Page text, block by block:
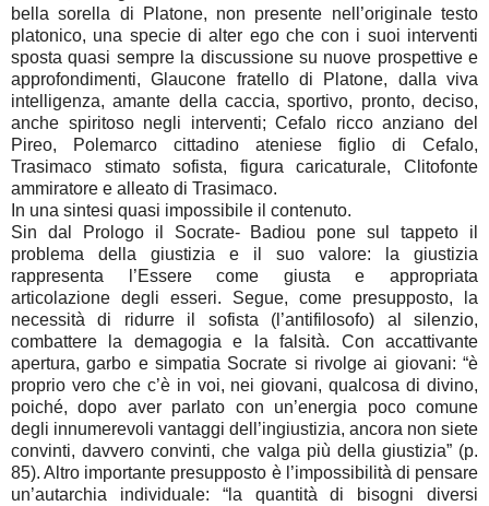
bella sorella di Platone, non presente nell’originale testo
platonico, una specie di alter ego che con i suoi interventi
sposta quasi sempre la discussione su nuove prospettive e
approfondimenti, Glaucone fratello di Platone, dalla viva
intelligenza, amante della caccia, sportivo, pronto, deciso,
anche spiritoso negli interventi; Cefalo ricco anziano del
Pireo, Polemarco cittadino ateniese figlio di Cefalo,
Trasimaco stimato sofista, figura caricaturale, Clitofonte
ammiratore e alleato di Trasimaco.
In una sintesi quasi impossibile il contenuto.
Sin dal Prologo il Socrate- Badiou pone sul tappeto il
problema della giustizia e il suo valore: la giustizia
rappresenta l’Essere come giusta e appropriata
articolazione degli esseri. Segue, come presupposto, la
necessità di ridurre il sofista (l’antifilosofo) al silenzio,
combattere la demagogia e la falsità. Con accattivante
apertura, garbo e simpatia Socrate si rivolge ai giovani: “è
proprio vero che c’è in voi, nei giovani, qualcosa di divino,
poiché, dopo aver parlato con un’energia poco comune
degli innumerevoli vantaggi dell’ingiustizia, ancora non siete
convinti, davvero convinti, che valga più della giustizia” (p.
85). Altro importante presupposto è l’impossibilità di pensare
un’autarchia individuale: “la quantità di bisogni diversi